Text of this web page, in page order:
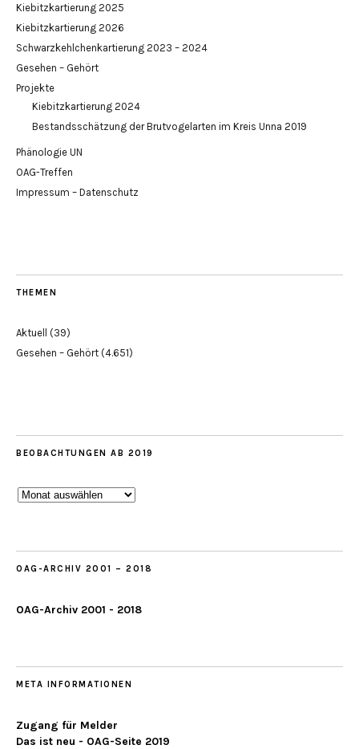
Kiebitzkartierung 2025
Kiebitzkartierung 2026
Schwarzkehlchenkartierung 2023 – 2024
Gesehen – Gehört
Projekte
Kiebitzkartierung 2024
Bestandsschätzung der Brutvogelarten im Kreis Unna 2019
Phänologie UN
OAG-Treffen
Impressum – Datenschutz
THEMEN
Aktuell (39)
Gesehen – Gehört (4.651)
BEOBACHTUNGEN AB 2019
Beobachtungen
OAG-ARCHIV 2001 – 2018
OAG-Archiv 2001 - 2018
META INFORMATIONEN
Zugang für Melder
Das ist neu - OAG-Seite 2019